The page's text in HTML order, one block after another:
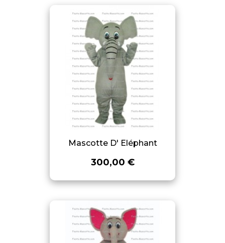
Mascotte D' Eléphant
300,00 €